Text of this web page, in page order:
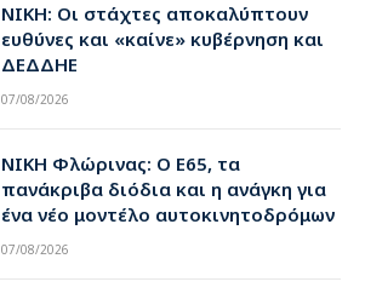
ΝΙΚΗ: Οι στάχτες αποκαλύπτουν
ευθύνες και «καίνε» κυβέρνηση και
ΔΕΔΔΗΕ
07/08/2026
ΝΙΚΗ Φλώρινας: Ο Ε65, τα
πανάκριβα διόδια και η ανάγκη για
ένα νέο μοντέλο αυτοκινητοδρόμων
07/08/2026